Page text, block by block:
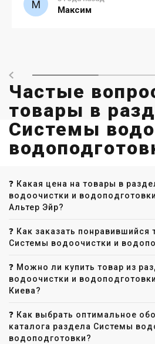
Максим
Частые
товары в
Системы
❓ Какая цена на товары в
водоочистки и
Альтер Эйр?
❓ Как заказать понравившийся
Системы водоочистки и
❓ Можно ли купить товар из
водоочистки и
Киева?
❓ Как выбрать оптимальное
каталога раздела Системы
водоподготовки?